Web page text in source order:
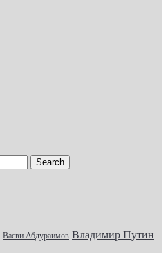
Васви Абдураимов Владимир Путин